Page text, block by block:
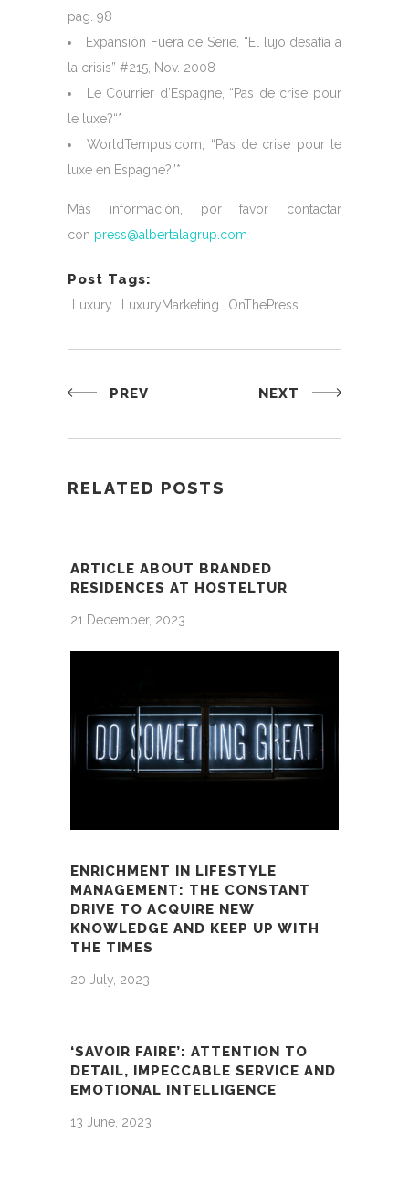
pag. 98
Expansión Fuera de Serie, “El lujo desafía a
la crisis” #215, Nov. 2008
Le Courrier d’Espagne, “Pas de crise pour
le luxe?“*
WorldTempus.com, “Pas de crise pour le
luxe en Espagne?”*
Más información, por favor contactar
con press@albertalagrup.com
Post Tags:
Luxury LuxuryMarketing OnThePress
PREV NEXT
RELATED POSTS
ARTICLE ABOUT BRANDED
RESIDENCES AT HOSTELTUR
21 December, 2023
ENRICHMENT IN LIFESTYLE
MANAGEMENT: THE CONSTANT
DRIVE TO ACQUIRE NEW
KNOWLEDGE AND KEEP UP WITH
THE TIMES
20 July, 2023
‘SAVOIR FAIRE’: ATTENTION TO
DETAIL, IMPECCABLE SERVICE AND
EMOTIONAL INTELLIGENCE
13 June, 2023